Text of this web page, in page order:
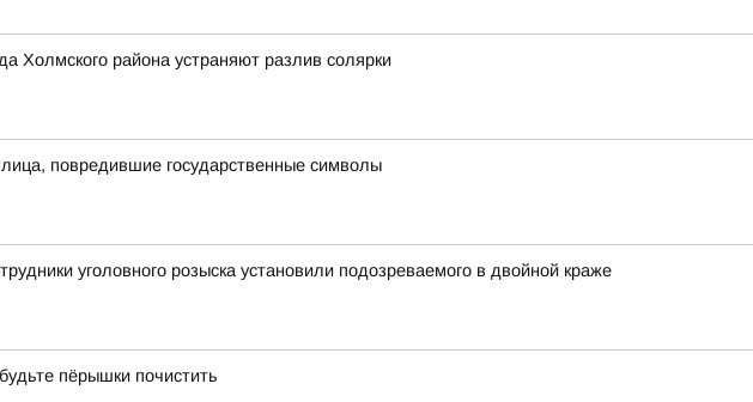
Холмского района устраняют разлив солярки
повредившие государственные символы
уголовного розыска установили подозреваемого в двойной краже
пёрышки почистить